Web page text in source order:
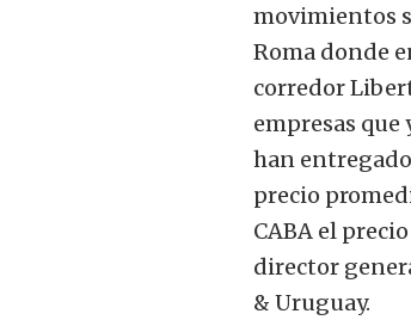
movimientos
Roma donde
corredor
empresas
han
precio
CABA el
director
& Uruguay.